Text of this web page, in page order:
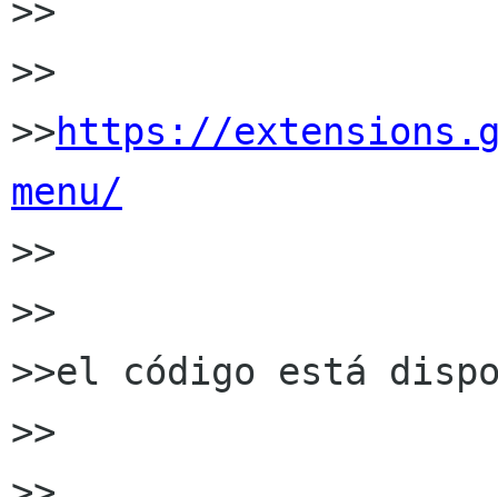
>>
>>
>>https://
menu/
>>
>>
>>el código está
>>